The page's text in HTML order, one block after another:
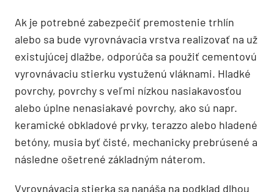
Ak je potrebné zabezpečiť premostenie trhlín
alebo sa bude vyrovnávacia vrstva realizovať na už
existujúcej dlažbe, odporúča sa použiť cementovú
vyrovnávaciu stierku vystuženú vláknami. Hladké
povrchy, povrchy s veľmi nízkou nasiakavosťou
alebo úplne nenasiakavé povrchy, ako sú napr.
keramické obkladové prvky, terazzo alebo hladené
betóny, musia byť čisté, mechanicky prebrúsené a
následne ošetrené základným náterom.
Vyrovnávacia stierka sa nanáša na podklad dlhou